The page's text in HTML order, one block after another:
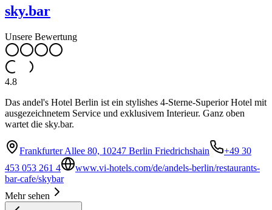
sky.bar
Unsere Bewertung
4.8
Das andel's Hotel Berlin ist ein stylishes 4-Sterne-Superior Hotel mit
ausgezeichnetem Service und exklusivem Interieur. Ganz oben
wartet die sky.bar.
Frankfurter Allee 80, 10247 Berlin Friedrichshain
+49 30
453 053 261 4
www.vi-hotels.com/de/andels-berlin/restaurants-
bar-cafe/skybar
Mehr sehen